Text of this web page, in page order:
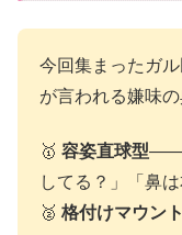
今回集まったガ
が言われる嫌味
🥇 容姿直球型——
してる？」「鼻は
🥈 格付けマウン